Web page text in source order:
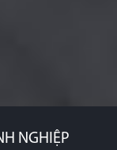
NGHIỆP